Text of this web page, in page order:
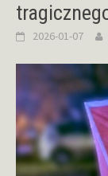
2026-01-07